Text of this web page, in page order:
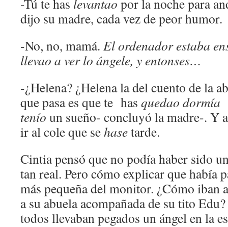
-Tú te has levantao por la noche para
dijo su madre, cada vez de peor humor.
-No, no, mamá. El ordenador estaba
llevao a ver lo ángele, y entonses…
-¿Helena? ¿Helena la del cuento de la
que pasa es que te has quedao dormía
tenío un sueño- concluyó la madre-. Y
ir al cole que sehasetarde.
Cintia pensó que no podía haber sido
tan real. Pero cómo explicar que había
más pequeña del monitor. ¿Cómo iban
a su abuela acompañada de su tito
todos llevaban pegados un ángel en la